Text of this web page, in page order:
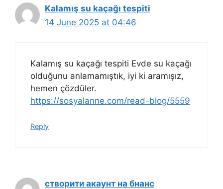
Kalamış su kaçağı tespiti
14 June 2025 at 04:46
Kalamış su kaçağı tespiti Evde su kaçağı
olduğunu anlamamıştık, iyi ki aramışız,
hemen çözdüler.
https://sosyalanne.com/read-blog/5559
Reply
створити акаунт на бнанс